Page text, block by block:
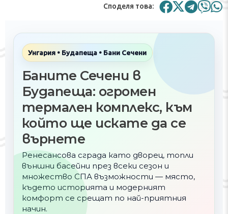
Споделя това:
Унгария • Будапеща • Бани Сечени
Баните Сечени в
Будапеща: огромен
термален комплекс, към
който ще искате да се
върнете
Ренесансова сграда като дворец, топли
външни басейни през всеки сезон и
множество СПА възможности — място,
където историята и модерният
комфорт се срещат по най-приятния
начин.